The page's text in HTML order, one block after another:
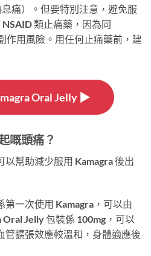
痛）。但要特別注意，避免服
類止痛藥，因為同
作用風險。用任何止痛藥前，建
Oral Jelly ▶
嘅頭痛？
幫助減少服用 Kamagra 後出
第一次使用 Kamagra，可以由
Jelly 包裝係 100mg，可以
管擴張效應較溫和，身體適應後